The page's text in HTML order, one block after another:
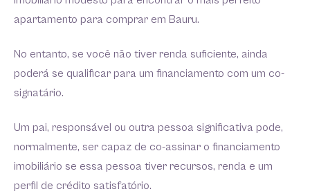
apartamento para comprar em Bauru.
No entanto, se você não tiver renda suficiente, ainda
poderá se qualificar para um financiamento com um co-
signatário.
Um pai, responsável ou outra pessoa significativa pode,
normalmente, ser capaz de co-assinar o financiamento
imobiliário se essa pessoa tiver recursos, renda e um
perfil de crédito satisfatório.